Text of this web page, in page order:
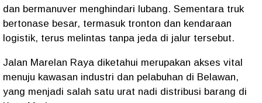
dan bermanuver menghindari lubang. Sementara truk
bertonase besar, termasuk tronton dan kendaraan
logistik, terus melintas tanpa jeda di jalur tersebut.
Jalan Marelan Raya diketahui merupakan akses vital
menuju kawasan industri dan pelabuhan di Belawan,
yang menjadi salah satu urat nadi distribusi barang di